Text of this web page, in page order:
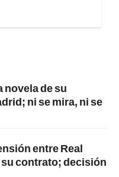
novela de su
ni se mira, ni se
entre Real
contrato; decisión